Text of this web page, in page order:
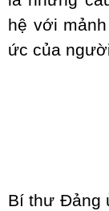
hệ với
ức của
Bí thư Đảng